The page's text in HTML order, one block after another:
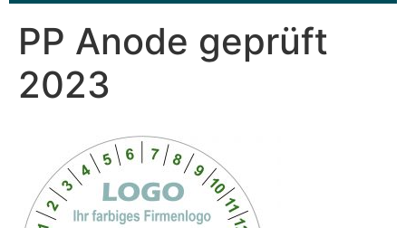
PP Anode geprüft
2023